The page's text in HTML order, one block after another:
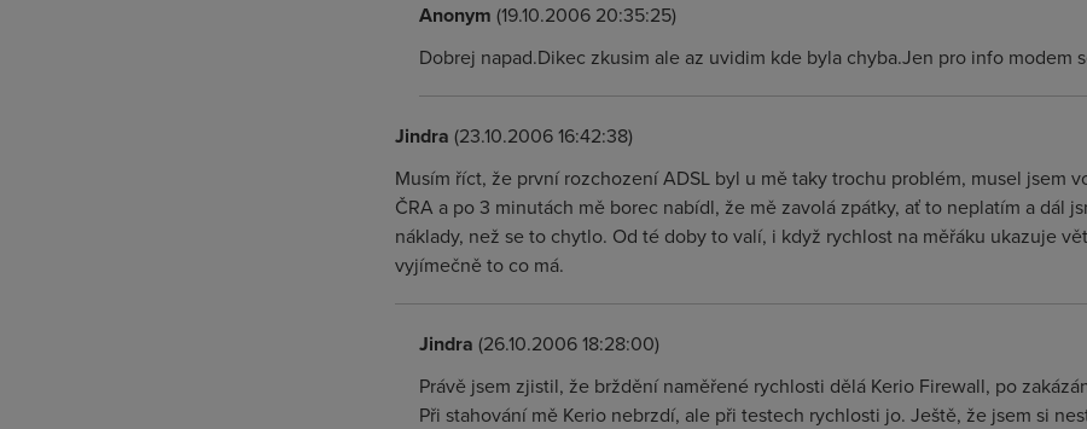
Anonym (19.10.2006 20:35:25)
Dobrej napad.Dikec zkusim ale az uvidim kde byla chyba.Jen pro info modem
Jindra (23.10.2006 16:42:38)
Musím říct, že první rozchození ADSL byl u mě taky trochu problém, musel jsem
ČRA a po 3 minutách mě borec nabídl, že mě zavolá zpátky, ať to neplatím a dál
náklady, než se to chytlo. Od té doby to valí, i když rychlost na měřáku ukazuje
vyjímečně to co má.
Jindra (26.10.2006 18:28:00)
Právě jsem zjistil, že brždění naměřené rychlosti dělá Kerio Firewall, po
Při stahování mě Kerio nebrzdí, ale při testech rychlosti jo. Ještě, že jsem si